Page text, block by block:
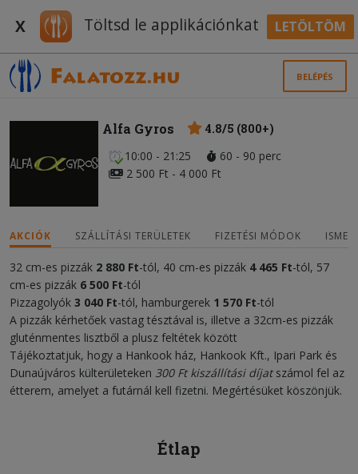
X Töltsd le applikációnkat LETÖLTÖM
BELÉPÉS
Alfa Gyros
4.8/5 (800+)
10:00 - 21:25
60 - 90 perc
2 500 Ft - 4 000 Ft
AKCIÓK SZÁLLÍTÁSI TERÜLETEK FIZETÉSI MÓDOK
32 cm-es pizzák 2 880 Ft-tól, 40 cm-es pizzák 4 465 Ft-tól, 57
cm-es pizzák 6 500 Ft-tól
Pizzagolyók 3 040 Ft-tól, hamburgerek 1 570 Ft-tól
A pizzák kérhetőek vastag tésztával is, illetve a 32cm-es pizzák
gluténmentes lisztből a plusz feltétek között
Tájékoztatjuk, hogy a Hankook ház, Hankook Kft., Ipari Park és
Dunaújváros külterületeken 300 Ft kiszállítási díjatszámol fel az
étterem, amelyet a futárnál kell fizetni. Megértésüket köszönjük.
Étlap